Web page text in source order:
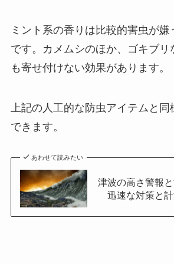
ミント系の香りは比較的害虫が嫌
です。カメムシのほか、ゴキブリ
も寄せ付けない効果があります。
上記の人工的な防虫アイテムと
できます。
あわせて読みたい
津波の高さ警報
迅速な対策と計